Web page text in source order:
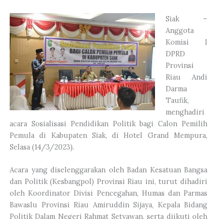
Siak –
Anggota
Komisi I
DPRD
Provinsi
Riau Andi
Darma
Taufik,
menghadiri
acara Sosialisasi Pendidikan Politik bagi Calon Pemilih
Pemula di Kabupaten Siak, di Hotel Grand Mempura,
Selasa (14/3/2023).
Acara yang diselenggarakan oleh Badan Kesatuan Bangsa
dan Politik (Kesbangpol) Provinsi Riau ini, turut dihadiri
oleh Koordinator Divisi Pencegahan, Humas dan Parmas
Bawaslu Provinsi Riau Amiruddin Sijaya, Kepala Bidang
Politik Dalam Negeri Rahmat Setyawan, serta diikuti oleh